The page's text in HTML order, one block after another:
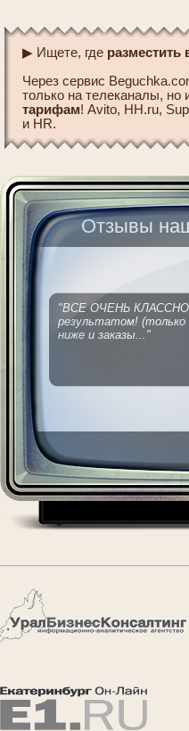
▶ Ищете, где разместить
Через сервис
только на телеканалы, но
тарифам! Avito, HH.ru,
и HR.
Отзывы
"ВСЕ ОЧЕНЬ
результатом!
ниже и заказы..."